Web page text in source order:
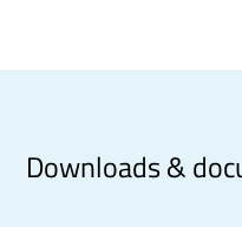
Downloads &